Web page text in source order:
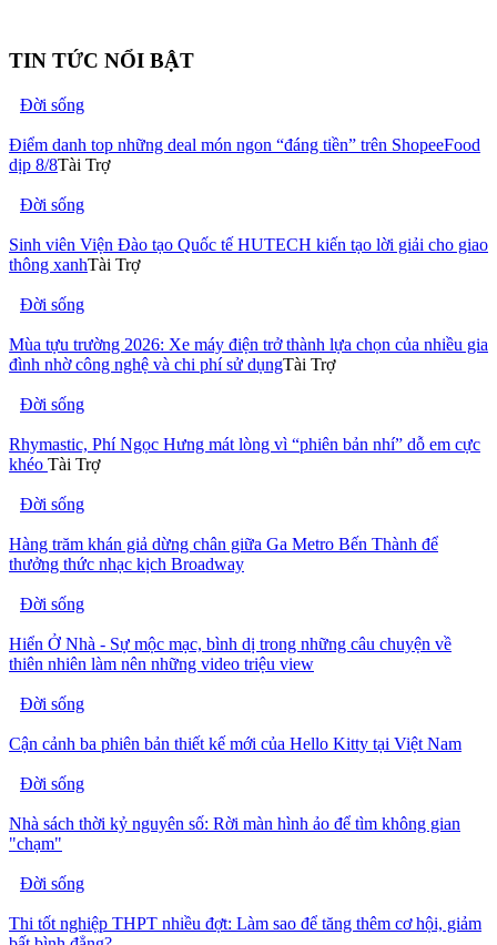
TIN TỨC NỔI BẬT
Đời sống
Điểm danh top những deal món ngon “đáng tiền” trên ShopeeFood
dịp 8/8Tài Trợ
Đời sống
Sinh viên Viện Đào tạo Quốc tế HUTECH kiến tạo lời giải cho giao
thông xanhTài Trợ
Đời sống
Mùa tựu trường 2026: Xe máy điện trở thành lựa chọn của nhiều gia
đình nhờ công nghệ và chi phí sử dụngTài Trợ
Đời sống
Rhymastic, Phí Ngọc Hưng mát lòng vì “phiên bản nhí” dỗ em cực
khéo Tài Trợ
Đời sống
Hàng trăm khán giả dừng chân giữa Ga Metro Bến Thành để
thưởng thức nhạc kịch Broadway
Đời sống
Hiển Ở Nhà - Sự mộc mạc, bình dị trong những câu chuyện về
thiên nhiên làm nên những video triệu view
Đời sống
Cận cảnh ba phiên bản thiết kế mới của Hello Kitty tại Việt Nam
Đời sống
Nhà sách thời kỷ nguyên số: Rời màn hình ảo để tìm không gian
"chạm"
Đời sống
Thi tốt nghiệp THPT nhiều đợt: Làm sao để tăng thêm cơ hội, giảm